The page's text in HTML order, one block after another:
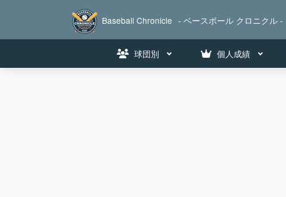
Baseball Chronicle - ベースボール クロニクル -
球団別 個人成績